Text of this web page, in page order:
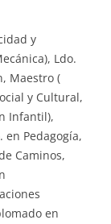
y
Ldo.
Maestro (
y Cultural,
Infantil),
en Pedagogía,
Caminos,
en